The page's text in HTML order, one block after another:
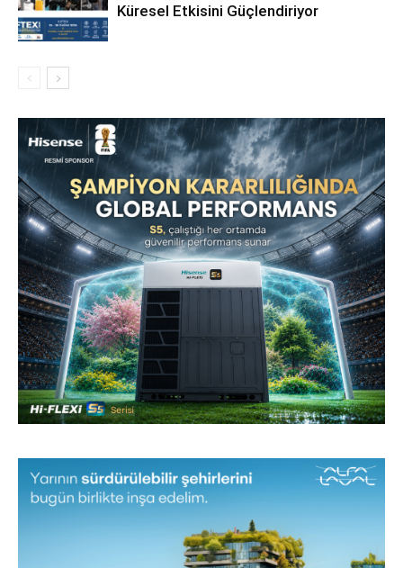
Küresel Etkisini Güçlendiriyor